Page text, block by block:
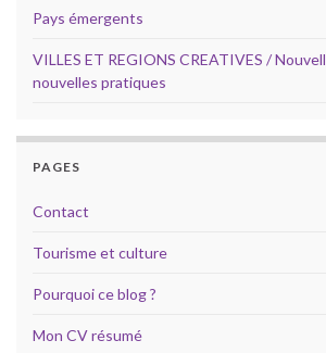
Pays émergents
VILLES ET REGIONS CREATIVES /
nouvelles pratiques
PAGES
Contact
Tourisme et culture
Pourquoi ce blog ?
Mon CV résumé